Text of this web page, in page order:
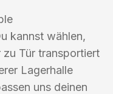
kannst wählen,
Tür transportiert
Lagerhalle
uns deinen